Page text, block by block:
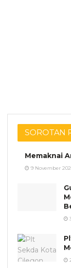
SOROTAN
Memaknai
9 November